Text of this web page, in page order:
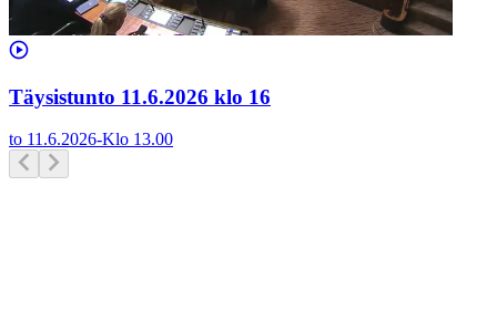
Täysistunto 11.6.2026 klo 16
to 11.6.2026-Klo 13.00